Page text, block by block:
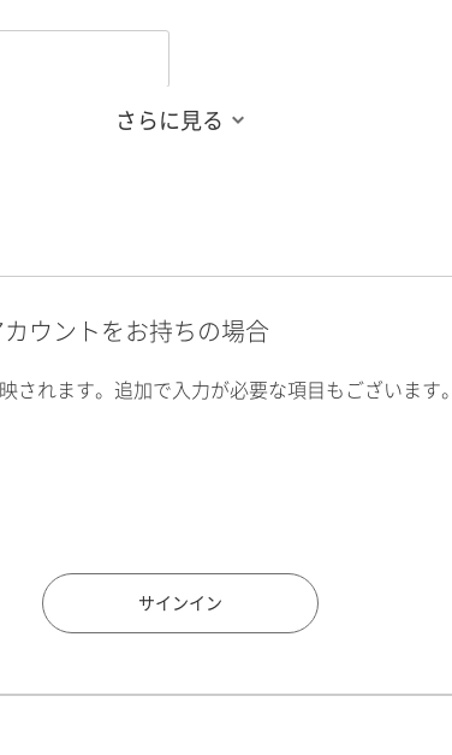
住所検索
さらに見る
ウントをお持ちの場合
れます。追加で入力が必要な項目もございます。
サインイン